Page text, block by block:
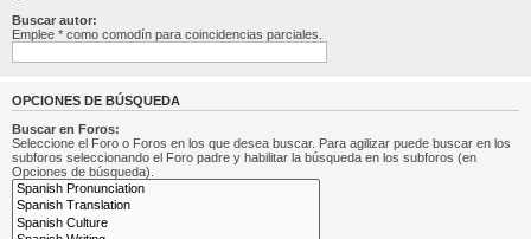
Buscar autor:
Emplee * como comodín para coincidencias parciales.
OPCIONES DE BÚSQUEDA
Buscar en Foros:
Seleccione el Foro o Foros en los que desea buscar. Para agilizar puede buscar en los
subforos seleccionando el Foro padre y habilitar la búsqueda en los subforos (en
Opciones de búsqueda).